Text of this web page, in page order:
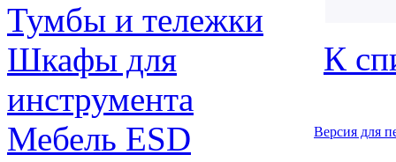
Тумбы и тележки
Шкафы для
инструмента
Мебель ESD
К
Версия для